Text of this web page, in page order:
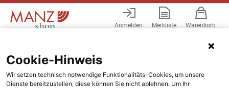
Anmelden Merkliste Warenkorb
Cookie-Hinweis
Wir setzen technisch notwendige Funktionalitäts-Cookies, um unsere
Dienste bereitzustellen, diese können Sie nicht ablehnen. Um Ihr